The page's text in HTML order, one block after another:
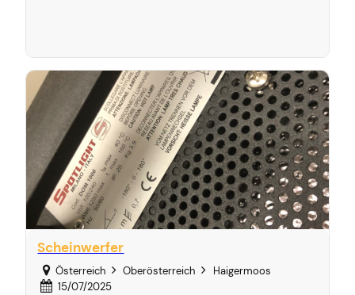
Scheinwerfer
Österreich Oberösterreich
Haigermoos
15/07/2025